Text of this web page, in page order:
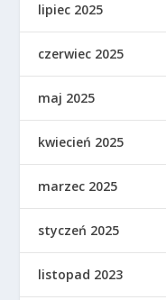
lipiec 2025
czerwiec 2025
maj 2025
kwiecień 2025
marzec 2025
styczeń 2025
listopad 2023